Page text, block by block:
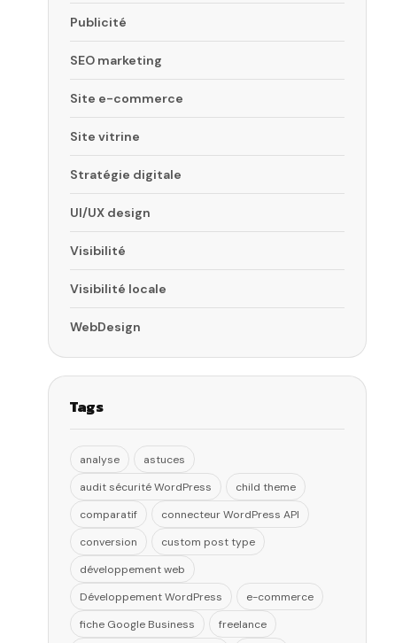
Publicité
SEO marketing
Site e-commerce
Site vitrine
Stratégie digitale
UI/UX design
Visibilité
Visibilité locale
WebDesign
Tags
analyse
astuces
audit sécurité WordPress
child theme
comparatif
connecteur WordPress API
conversion
custom post type
développement web
Développement WordPress
e-commerce
fiche Google Business
freelance